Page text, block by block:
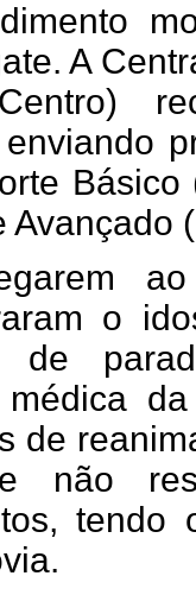
A
Centro)
Avançado
o
de
de
não
tendo